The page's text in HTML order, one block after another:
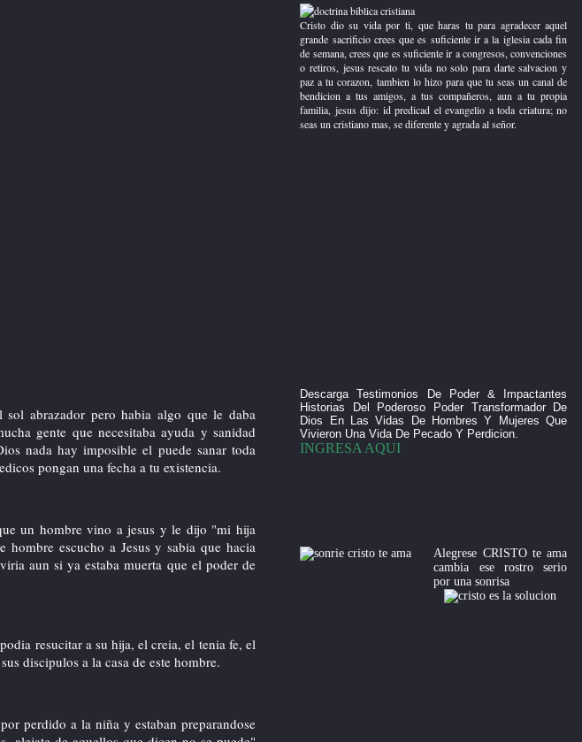
Cristo dio su vida por ti, que haras tu para agradecer aquel
grande sacrificio crees que es suficiente ir a la iglesia cada fin
de semana, crees que es suficiente ir a congresos, convenciones
o retiros, jesus rescato tu vida no solo para darte salvacion y
paz a tu corazon, tambien lo hizo para que tu seas un canal de
bendicion a tus amigos, a tus compañeros, aun a tu propia
familia, jesus dijo: id predicad el evangelio a toda criatura; no
seas un cristiano mas, se diferente y agrada al señor.
abrazador pero habia algo que le daba
gente que necesitaba ayuda y sanidad
nada hay imposible el puede sanar toda
pongan una fecha a tu existencia.
un hombre vino a jesus y le dijo "mi hija
escucho a Jesus y sabia que hacia
aun si ya estaba muerta que el poder de
resucitar a su hija, el creia, el tenia fe, el
discipulos a la casa de este hombre.
perdido a la niña y estaban preparandose
Descarga Testimonios De Poder & Impactantes
Historias Del Poderoso Poder Transformador De
Dios En Las Vidas De Hombres Y Mujeres Que
Vivieron Una Vida De Pecado Y Perdicion.
INGRESA AQUI
Alegrese CRISTO te ama
cambia ese rostro serio
por una sonrisa
otra oportunidad a la humanidad dando
en sacrificio a su hijo unigenito para
tener la salvacion y paz para nuestras
almas, estas tu preparado para recibir a
Cristo en tu corazon y ser obediente a
su palabra hasta el fin, Cristo te ama y
no quiere que nadie se pierda si no que
todos procedan al arrepentimiento hoy
es tu dia recibe a Cristo en tu corazon.
Contenido del 1.Box (derecha)
¡Aqui en esta página!